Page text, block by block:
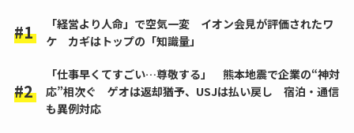
「経営より人命」で空気一変 イオン会見が評価されたワ
ケ カギはトップの「知識量」
「仕事早くてすごい…尊敬する」 熊本地震で企業の“神対
応”相次ぐ ゲオは返却猶予、USJは払い戻し 宿泊・通信
も異例対応